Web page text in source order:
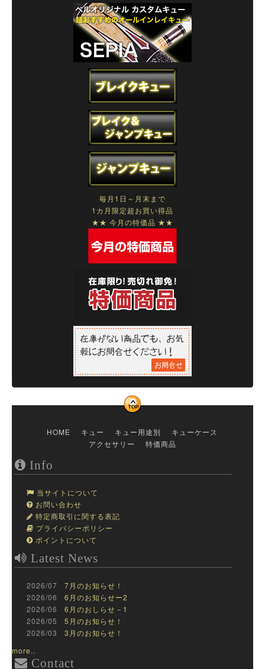
毎月1日～月末まで
1カ月限定超お買い得品
★★ 今月の特価品 ★★
HOME キュー キュー用途別
キューケース
アクセサリー
特価商品
Info
当サイトについて
お問い合わせ
特定商取引に関する表記
プライバシーポリシー
ポイントについて
Latest News
2026/07 7月のお知らせ！
2026/06 6月のお知らせー2
2026/06 6月のおしらせ－1
2026/05 5月のお知らせ！
2026/03 3月のお知らせ！
more..
Contact